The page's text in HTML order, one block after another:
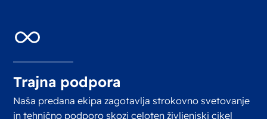
Trajna podpora
Naša predana ekipa zagotavlja strokovno svetovanje
in tehnično podporo skozi celoten življenjski cikel